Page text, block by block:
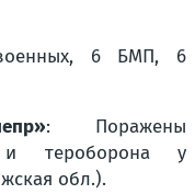
6 БМП, 6
: Поражены
и тероборона у
обл.).